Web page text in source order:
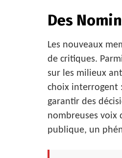
Des
Les nouveaux
de critiques.
sur les milieux
choix interrogent
garantir des
nombreuses voix
publique, un